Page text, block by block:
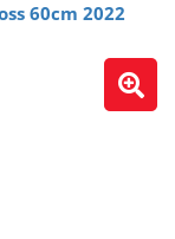
60cm 2022